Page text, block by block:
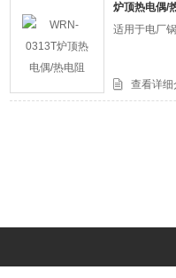
炉顶热电偶/
适用于电厂
查看详细